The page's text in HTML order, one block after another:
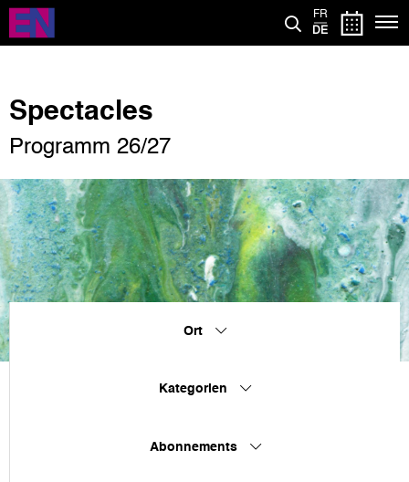
Direkt
zum
Inhalt
FR
DE
Spectacles
Programm 26/27
Ort
Kategorien
Abonnements